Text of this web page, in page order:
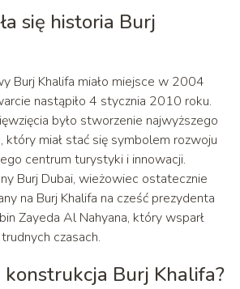
się historia Burj
Burj Khalifa miało miejsce w 2004
nastąpiło 4 stycznia 2010 roku.
było stworzenie najwyższego
który miał stać się symbolem rozwoju
centrum turystyki i innowacji.
Burj Dubai, wieżowiec ostatecznie
na Burj Khalifa na cześć prezydenta
Zayeda Al Nahyana, który wsparł
czasach.
Burj Khalifa?